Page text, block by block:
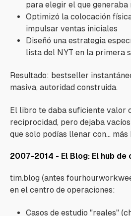
para elegir el que generaba
Optimizó la colocación
impulsar ventas iniciales
Diseñó una estrategia
lista del NYT en la primera
Resultado: bestseller
masiva, autoridad construida.
El libro te daba suficiente valor
reciprocidad, pero dejaba
que solo podías llenar con... más
2007-2014 - El Blog: El hub de
tim.blog (antes
en el centro de operaciones:
Casos de estudio "reales"